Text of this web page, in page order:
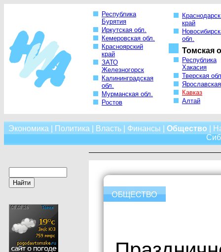
Республика
Бурятия
Иркутская обл.
Кемеровская обл.
Красноярский
край
ЗАТО
Железногорск
Калининградская
обл.
Мурманская обл.
Ростов
край
обл.
Томская
Республика
Хакасия
Тверская
Кавказ
Алтай
Экономика Политика Власть| Финансы Общество